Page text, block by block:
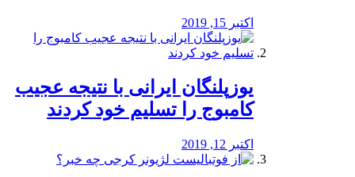
اکتبر 15, 2019
یوزپلنگان ایرانی با نتیجه عجیب
کامبوج را تسلیم خود کردند
اکتبر 12, 2019